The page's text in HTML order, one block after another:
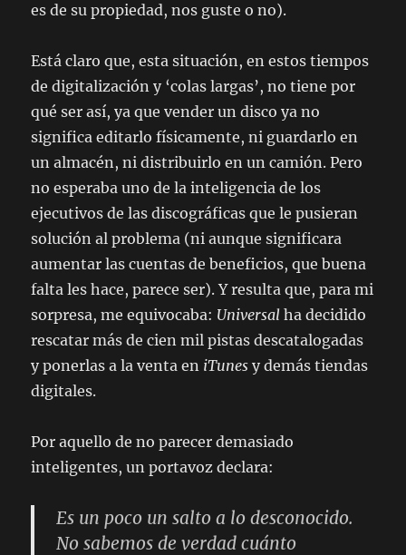
es de su propiedad, nos guste o no).
Está claro que, esta situación, en estos tiempos
de digitalización y ‘colas largas’, no tiene por
qué ser así, ya que vender un disco ya no
significa editarlo físicamente, ni guardarlo en
un almacén, ni distribuirlo en un camión. Pero
no esperaba uno de la inteligencia de los
ejecutivos de las discográficas que le pusieran
solución al problema (ni aunque significara
aumentar las cuentas de beneficios, que buena
falta les hace, parece ser). Y resulta que, para mi
sorpresa, me equivocaba: Universal ha decidido
rescatar más de cien mil pistas descatalogadas
y ponerlas a la venta en iTunes y demás tiendas
digitales.
Por aquello de no parecer demasiado
inteligentes, un portavoz declara:
Es un poco un salto a lo desconocido.
No sabemos de verdad cuánto